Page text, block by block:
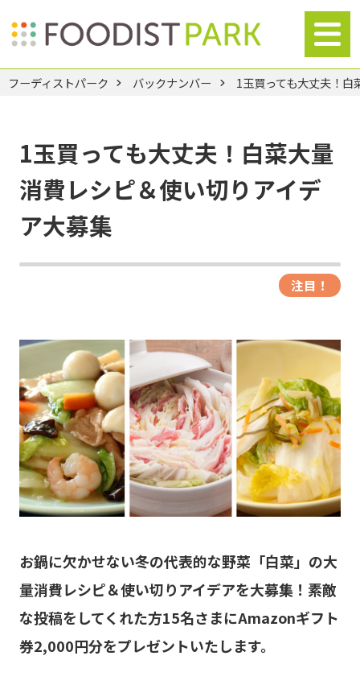
フーディストパーク バックナンバー 1玉買っても大丈夫！
1玉買っても大丈夫！白菜大量
消費レシピ＆使い切りアイデ
ア大募集
注目！
お鍋に欠かせない冬の代表的な野菜「白菜」の大
量消費レシピ＆使い切りアイデアを大募集！素敵
な投稿をしてくれた方15名さまにAmazonギフト
券2,000円分をプレゼントいたします。